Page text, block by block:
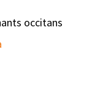
occitans